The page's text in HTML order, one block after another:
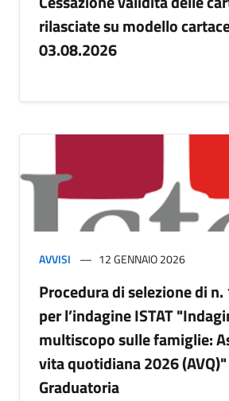
rilasciate su modello
03.08.2026
AVVISI 12 GENNAIO 2026
Procedura di selezione di
per l’indagine ISTAT
multiscopo sulle famiglie:
vita quotidiana 2026
Graduatoria